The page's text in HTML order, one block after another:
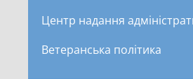
Центр надання
Ветеранська політика